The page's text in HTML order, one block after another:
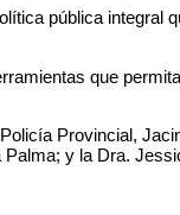
pública integral
que
Provincial,
y la Dra.